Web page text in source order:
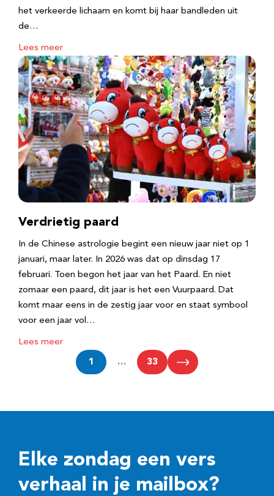
het verkeerde lichaam en komt bij haar bandleden uit
de…
Lees meer
Verdrietig paard
In de Chinese astrologie begint een nieuw jaar niet op 1
januari, maar later. In 2026 was dat op dinsdag 17
februari. Toen begon het jaar van het Paard. En niet
zomaar een paard, dit jaar is het een Vuurpaard. Dat
komt maar eens in de zestig jaar voor en staat symbool
voor een jaar vol…
Lees meer
1 … 33
Elke zondag een vers
verhaal in je mailbox?